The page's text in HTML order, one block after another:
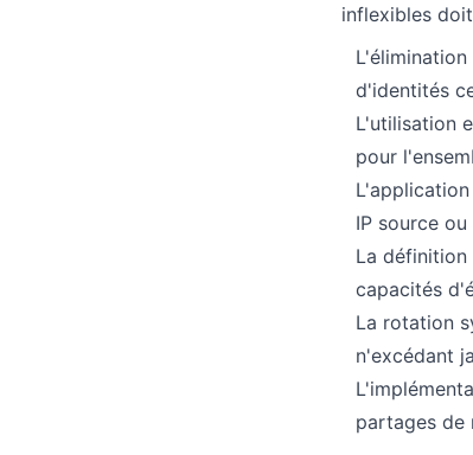
inflexibles
d'identités
L'utilisation
pour
IP source
La
capacités
La rotation
n'excédant
partages de